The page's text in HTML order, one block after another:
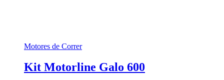
Motores de Correr
Kit Motorline Galo 600